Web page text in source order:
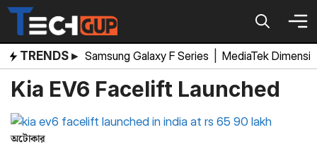
Skip
content
TRENDS ▸ Samsung Galaxy F Series MediaTek
Kia EV6 Facelift Launched
অটোকার